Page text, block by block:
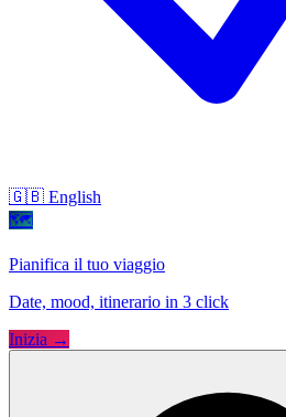
🇬🇧 English
🗺
Pianifica il tuo viaggio
Date, mood, itinerario in 3 click
Inizia →